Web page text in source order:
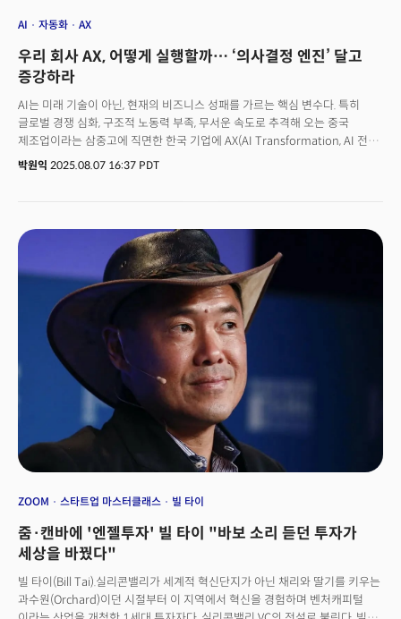
AI 자동화 AX
우리 회사 AX, 어떻게 실행할까… ‘의사결정 엔진’ 달고
증강하라
AI는 미래 기술이 아닌, 현재의 비즈니스 성패를 가르는 핵심 변수다. 특히
글로벌 경쟁 심화, 구조적 노동력 부족, 무서운 속도로 추격해 오는 중국
제조업이라는 삼중고에 직면한 한국 기업에 AX(AI Transformation, AI 전환)
는 선택이 아닌 생존의 문제가 됐다. 이미 AI를 제조업에 발 빠르게 도입해
(PEP)를 혁신, 지난 4월 유럽 전기차 시장에서 테슬라를 처음으로 추월하는
성과를 내기도 했다. 문제는 여전히 많은 한국 기업이 AI를 단순히 새로운 IT
도구를 도입하는 것으로 생각하는 오류를 범하고 있다는 점이다. AI 도입률은
빠르게 증가하고 있지만, 그 효과가 생산성 향상으로 직결되지 않는
이유다. 성공적인 AX는 기술 도입을 넘어 비즈니스 프로세스, 조직 구조,
그리고 일하는 방식 자체를 근본적으로 재설계하는 ‘경영 혁신’ 그 자체로 봐야
한다. AI 기술을 어떻게 활용할지에 대한 명확한 방향성, 전략 없이 단편적인
솔루션만 도입해서는 진정한 가치를 창출하기 어려운 것이다.
박원익 2025.08.07 16:37 PDT
ZOOM 스타트업 마스터클래스 빌 타이
줌·캔바에 '엔젤투자' 빌 타이 "바보 소리 듣던 투자가
세상을 바꿨다"
빌 타이(Bill Tai).실리콘밸리가 세계적 혁신단지가 아닌 채리와 딸기를 키우는
과수원(Orchard)이던 시절부터 이 지역에서 혁신을 경험하며 벤처캐피털